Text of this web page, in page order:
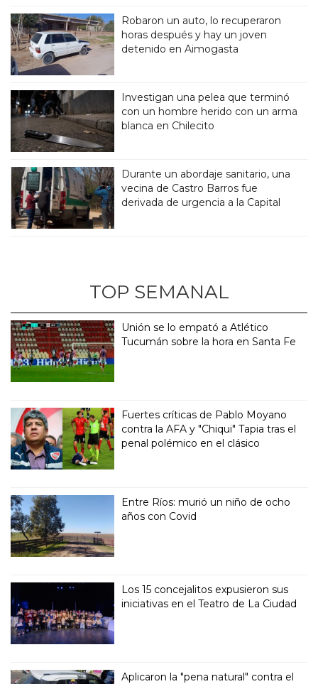
Robaron un auto, lo recuperaron
horas después y hay un joven
detenido en Aimogasta
Investigan una pelea que terminó
con un hombre herido con un arma
blanca en Chilecito
Durante un abordaje sanitario, una
vecina de Castro Barros fue
derivada de urgencia a la Capital
TOP SEMANAL
Unión se lo empató a Atlético
Tucumán sobre la hora en Santa Fe
Fuertes críticas de Pablo Moyano
contra la AFA y "Chiqui" Tapia tras el
penal polémico en el clásico
Entre Ríos: murió un niño de ocho
años con Covid
Los 15 concejalitos expusieron sus
iniciativas en el Teatro de La Ciudad
Aplicaron la "pena natural" contra el